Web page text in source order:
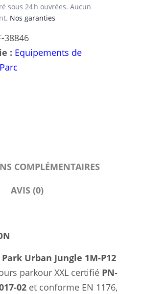
sous 24 h ouvrées. Aucun
Nos garanties
38846
: Equipements de
COMPLÉMENTAIRES
AVIS (0)
Urban Jungle 1M-P12
parkour XXL certifié PN-
02 et conforme EN 1176,